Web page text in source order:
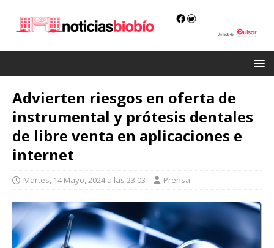
Advierten riesgos en oferta de
instrumental y prótesis dentales
de libre venta en aplicaciones e
internet
Martes, 14 Mayo, 2024 a las 23:03 Prensa